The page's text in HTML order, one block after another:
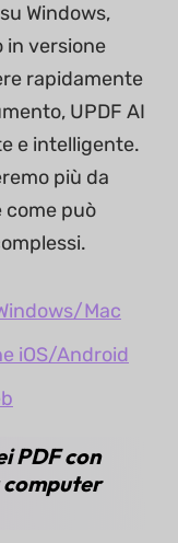
Windows,
in versione
rapidamente
UPDF AI
e intelligente.
più da
come può
Mac
iOS/Android
PDF con
computer